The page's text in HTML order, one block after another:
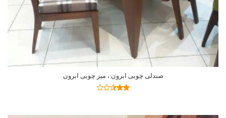
صندلی چوبی ابرون ، میز چوبی ابرون
اطلاعات بیشتر